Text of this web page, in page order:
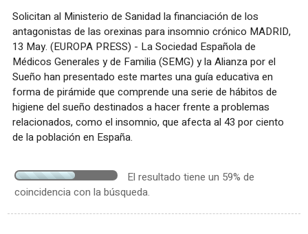
Solicitan al Ministerio de Sanidad la financiación de los
antagonistas de las orexinas para insomnio crónico MADRID,
13 May. (EUROPA PRESS) - La Sociedad Española de
Médicos Generales y de Familia (SEMG) y la Alianza por el
Sueño han presentado este martes una guía educativa en
forma de pirámide que comprende una serie de hábitos de
higiene del sueño destinados a hacer frente a problemas
relacionados, como el insomnio, que afecta al 43 por ciento
de la población en España.
El resultado tiene un 59% de
coincidencia con la búsqueda.